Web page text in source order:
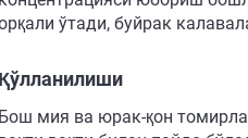
ўтади, буйрак
Қўлланилиши
Бош мия ва юрак-қон